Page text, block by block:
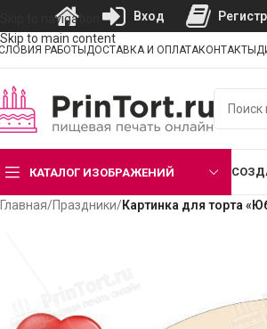
Skip to navigation
Skip to main content
РАБОТЫ ДОСТАВКА И ОПЛАТАКОНТАКТЫ
КАТАЛОГ ИЗОБРАЖЕНИЙ
Главная/Праздники/Картинка для торта
Вход